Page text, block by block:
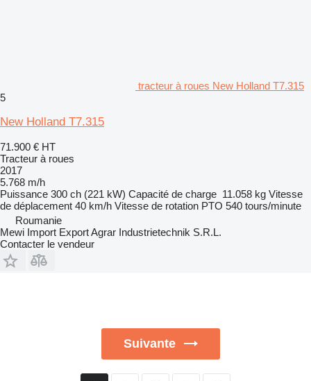
tracteur à roues New Holland T7.315
5
New Holland T7.315
71.900 € HT
Tracteur à roues
2017
5.768 m/h
Puissance 300 ch (221 kW) Capacité de charge 11.058 kg Vitesse
de déplacement 40 km/h Vitesse de rotation PTO 540 tours/minute
Roumanie
Mewi Import Export Agrar Industrietechnik S.R.L.
Contacter le vendeur
Suivante